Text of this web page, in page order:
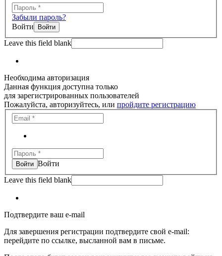
Забыли пароль?
Войти
Leave this field blank
Необходима авторизация
Данная функция доступна только
для зарегистрированных пользователей
Пожалуйста, авторизуйтесь, или пройдите регистрацию
Войти
Leave this field blank
Подтвердите ваш e-mail
Для завершения регистрации подтвердите свой e-mail:
перейдите по ссылке, высланной вам в письме.